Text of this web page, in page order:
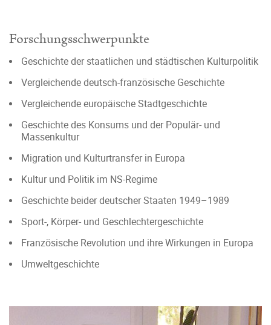
Forschungsschwerpunkte
Geschichte der staatlichen und städtischen Kulturpolitik
Vergleichende deutsch-französische Geschichte
Vergleichende europäische Stadtgeschichte
Geschichte des Konsums und der Populär- und
Massenkultur
Migration und Kulturtransfer in Europa
Kultur und Politik im NS-Regime
Geschichte beider deutscher Staaten 1949–1989
Sport-, Körper- und Geschlechtergeschichte
Französische Revolution und ihre Wirkungen in Europa
Umweltgeschichte